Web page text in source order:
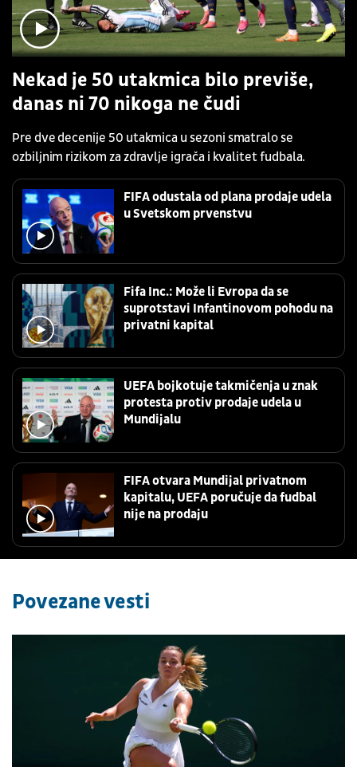
Nekad je 50 utakmica bilo previše,
danas ni 70 nikoga ne čudi
Pre dve decenije 50 utakmica u sezoni smatralo se
ozbiljnim rizikom za zdravlje igrača i kvalitet fudbala.
FIFA odustala od plana prodaje udela
u Svetskom prvenstvu
Fifa Inc.: Može li Evropa da se
suprotstavi Infantinovom pohodu na
privatni kapital
UEFA bojkotuje takmičenja u znak
protesta protiv prodaje udela u
Mundijalu
FIFA otvara Mundijal privatnom
kapitalu, UEFA poručuje da fudbal
nije na prodaju
Povezane vesti